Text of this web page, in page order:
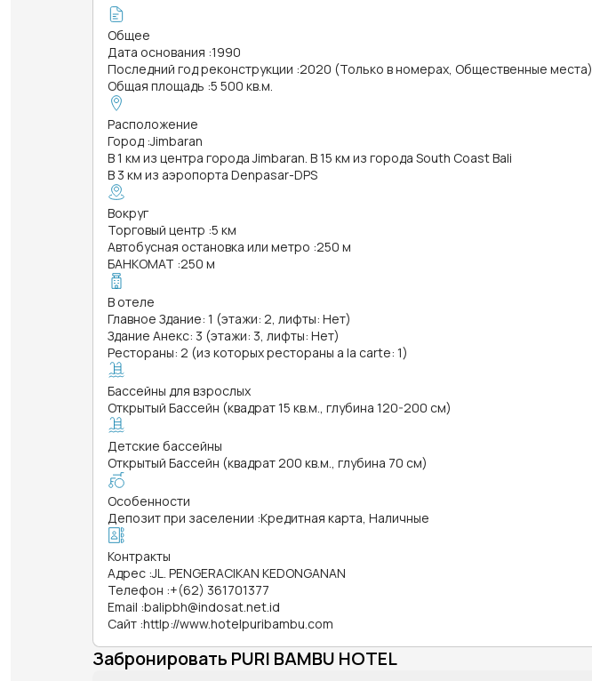
Общее
Дата основания :1990
Последний год реконструкции :2020 (Только в номерах, Общественные места)
Общая площадь :5 500 кв.м.
Расположение
Город :Jimbaran
В 1 км из центра города Jimbaran. В 15 км из города South Coast Bali
В 3 км из аэропорта Denpasar-DPS
Вокруг
Торговый центр :5 км
Автобусная остановка или метро :250 м
БАНКОМАТ :250 м
В отеле
Главное Здание: 1 (этажи: 2, лифты: Нет)
Здание Анекс: 3 (этажи: 3, лифты: Нет)
Рестораны: 2 (из которых рестораны a la carte: 1)
Бассейны для взрослых
Открытый Бассейн (квадрат 15 кв.м., глубина 120-200 см)
Детские бассейны
Открытый Бассейн (квадрат 200 кв.м., глубина 70 см)
Особенности
Депозит при заселении :Кредитная карта, Наличные
Контракты
Адрес :JL. PENGERACIKAN KEDONGANAN
Телефон :+(62) 361701377
Email :balipbh@indosat.net.id
Сайт :httlp://www.hotelpuribambu.com
Забронировать PURI BAMBU HOTEL